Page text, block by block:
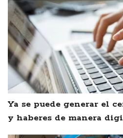
Ya se puede generar el
y haberes de manera